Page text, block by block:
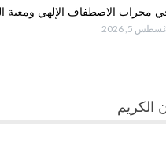
محراب الاصطفاف الإلهي ومعية
5, 2026
الكريم